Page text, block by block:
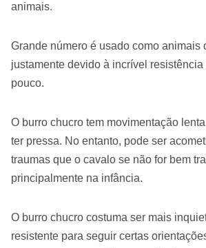
animais.
Grande número é usado como animais
justamente devido à incrível
pouco.
O burro chucro tem movimentação
ter pressa. No entanto, pode ser
traumas que o cavalo se não for bem
principalmente na infância.
O burro chucro costuma ser mais
resistente para seguir certas